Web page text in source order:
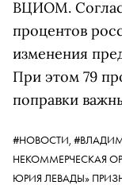
ВЦИОМ.
процентов
изменения
При этом 79
поправки
#НОВОСТИ,
НЕКОММЕРЧЕСКАЯ
ЮРИЯ ЛЕВАДЫ»